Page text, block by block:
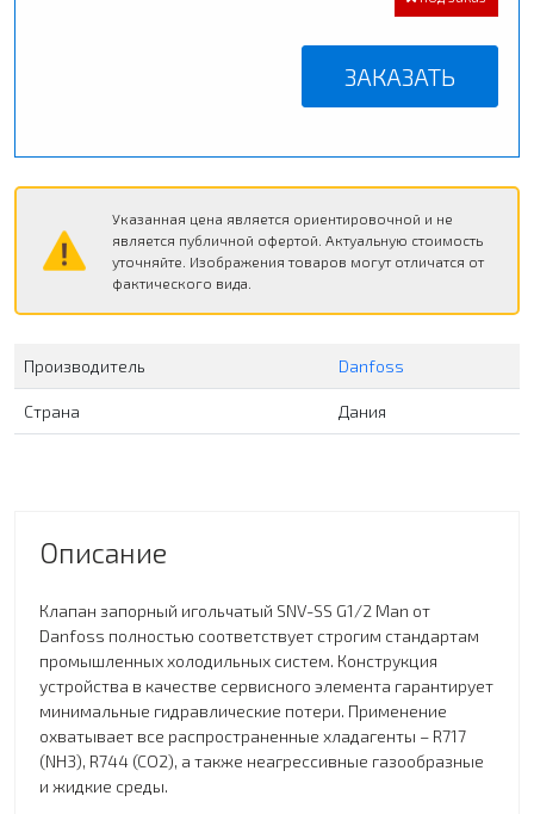
ЗАКАЗАТЬ
Указанная цена является ориентировочной и не
является публичной офертой. Актуальную стоимость
уточняйте. Изображения товаров могут отличатся от
фактического вида.
Производитель Danfoss
Страна Дания
Описание
Клапан запорный игольчатый SNV-SS G1/2 Man от
Danfoss полностью соответствует строгим стандартам
промышленных холодильных систем. Конструкция
устройства в качестве сервисного элемента гарантирует
минимальные гидравлические потери. Применение
охватывает все распространенные хладагенты – R717
(NH3), R744 (CO2), а также неагрессивные газообразные
и жидкие среды.